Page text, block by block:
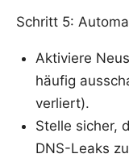
Schritt 5:
Aktiviere
häufig
verliert).
Stelle sicher,
DNS-Leaks